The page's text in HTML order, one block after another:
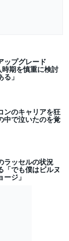
ップグレード
期を慎重に検討
」
ンのキャリアを狂
中で泣いたのを覚
ラッセルの状況
「でも僕はビルヌ
ジ」